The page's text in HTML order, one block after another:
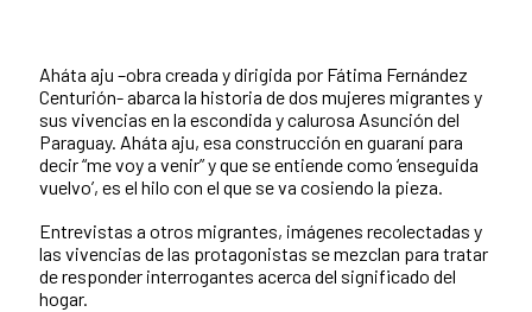
Aháta aju –obra creada y dirigida por Fátima Fernández
Centurión- abarca la historia de dos mujeres migrantes y
sus vivencias en la escondida y calurosa Asunción del
Paraguay. Aháta aju, esa construcción en guaraní para
decir “me voy a venir” y que se entiende como ‘enseguida
vuelvo’, es el hilo con el que se va cosiendo la pieza.
Entrevistas a otros migrantes, imágenes recolectadas y
las vivencias de las protagonistas se mezclan para tratar
de responder interrogantes acerca del significado del
hogar.